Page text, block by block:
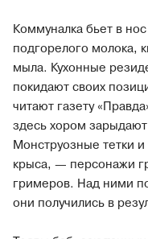
Коммуналка бьет в
подгорелого молока,
мыла. Кухонные
покидают своих
читают газету
здесь хором
Монструозные тетки
крыса, — персонажи
гримеров. Над ними
они получились в